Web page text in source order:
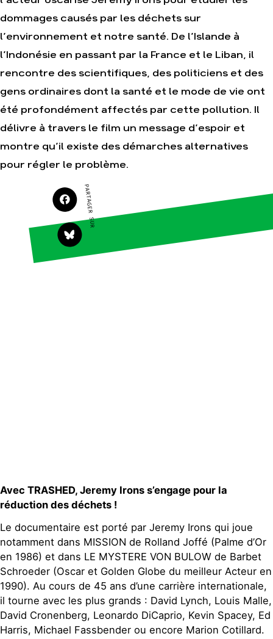
S'engager sur le
terrain
Agir au quotidien
Soutenir les
campagnes
Transmettre tout ou
patrimoine
Télécharger
Surproduction
Agriculture
Finance
Multinationales
Forêts
Actualités
Espace presse
Groupes
dommages causés par les déchets sur
l’environnement et notre santé. De l’Islande à
l’Indonésie en passant par la France et le Liban, il
rencontre des scientifiques, des politiciens et des
gens ordinaires dont la santé et le mode de vie ont
été profondément affectés par cette pollution. Il
délivre à travers le film un message d’espoir et
montre qu’il existe des démarches alternatives
pour régler le problème.
PARTAGER SUR
Avec TRASHED, Jeremy Irons s’engage pour la
réduction des déchets !
Le documentaire est porté par Jeremy Irons qui joue
notamment dans MISSION de Rolland Joffé (Palme d’Or
en 1986) et dans LE MYSTERE VON BULOW de Barbet
Schroeder (Oscar et Golden Globe du meilleur Acteur en
1990). Au cours de 45 ans d’une carrière internationale,
il tourne avec les plus grands : David Lynch, Louis Malle,
David Cronenberg, Leonardo DiCaprio, Kevin Spacey, Ed
Harris, Michael Fassbender ou encore Marion Cotillard.